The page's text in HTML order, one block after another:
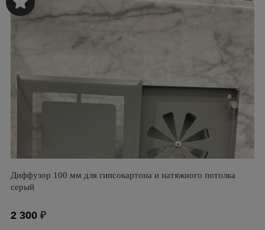
Диффузор 100 мм для гипсокартона и натяжного потолка
серый
2 300 ₽